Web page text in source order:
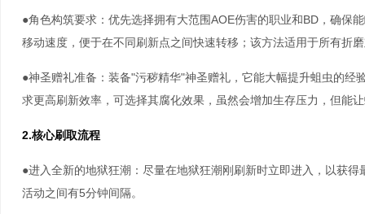
●角色构筑要求：优先选择拥有大范围AOE伤害的职业和BD，确保
移动速度，便于在不同刷新点之间快速转移；该方法适用于所有折
●神圣赠礼准备：装备"污秽精华"神圣赠礼，它能大幅提升蛆虫的经
求更高刷新效率，可选择其腐化效果，虽然会增加生存压力，但能
2.核心刷取流程
●进入全新的地狱狂潮：尽量在地狱狂潮刚刷新时立即进入，以获
活动之间有5分钟间隔。